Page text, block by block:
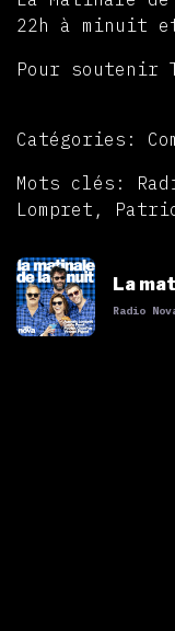
22h à minuit
Pour soutenir
Catégories:
Mots clés:
Lompret,
La
Radio